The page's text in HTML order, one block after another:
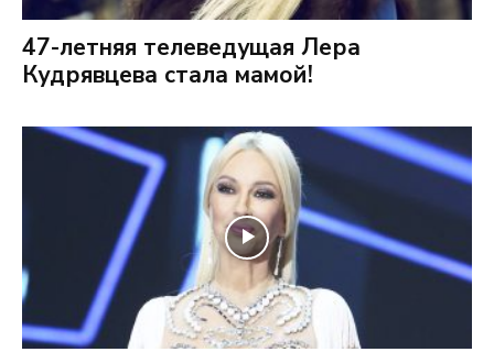
47-летняя телеведущая Лера
Кудрявцева стала мамой!